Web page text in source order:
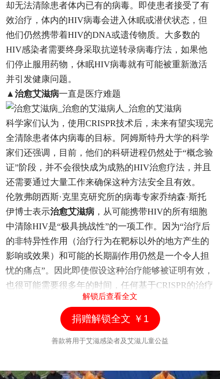
却无法清除患者体内已有的病毒。即使患者接受了有
效治疗，体内的HIV病毒会进入休眠或潜伏状态，但
他们仍然携带着HIV的DNA或遗传物质。大多数的
HIV感染者需要终身采取抗逆转录病毒疗法，如果他
们停止服用药物，休眠HIV病毒就有可能被重新激活
并引发健康问题。
▲ 治愈艾滋病一直是医疗难题
科学家们认为，使用CRISPR技术后，未来有望实现完
全清除患者体内病毒的目标。阿姆斯特丹大学的科学
家们还强调，目前，他们的科研进程仍然处于“概念验
证”阶段，并不会很快成为成熟的HIV治愈疗法，并且
还需要通过大量工作来确保这种方法安全且有效。
伦敦弗朗西斯·克里克研究所的病毒专家乔纳森·斯托
伊博士表示治愈艾滋病 ，从可能携带HIV的所有细胞
中清除HIV是“极具挑战性”的一项工作。因为“治疗后
的非特异性作用（治疗行为在靶标以外的地方产生的
影响或效果）和可能的长期副作用仍然是一个令人担
忧的痛点”。因此即使假设这种治疗能够被证明有效，
也很可能需要很多年的时间，任何基于CRISPR的治疗
诺丁汉大学的干细胞和基因治疗技术副教授詹姆斯·迪
克森博士也同意这一观点治愈艾滋病，他表示，“今后
果可以在整个身体中都能实现，以便推进未来的治疗
解锁后查看全文
捐赠解锁全文 ￥1
善款将用于艾滋感染者及艾滋儿童公益